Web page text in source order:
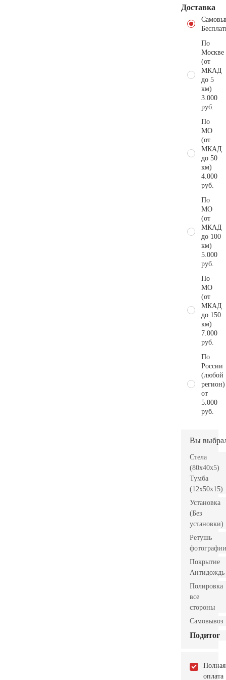
Доставка
По
Москве
(от
МКАД
до 5
км)
3.000
руб.
По
МО
(от
МКАД
до 50
км)
4.000
руб.
По
МО
(от
МКАД
до 100
км)
5.000
руб.
По
МО
(от
МКАД
до 150
км)
7.000
руб.
По
России
(любой
регион)
от
5.000
руб.
Вы
Стела
(80x40x5)
Тумба
(12x50x15)
Установка
(Без
установки)
Ретушь
фотографии
Покрытие
Антидождь
Полировка
все
стороны
Самовывоз
Подитог
Полная
оплата